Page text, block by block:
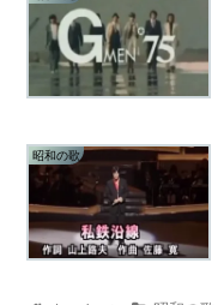
昭和の歌